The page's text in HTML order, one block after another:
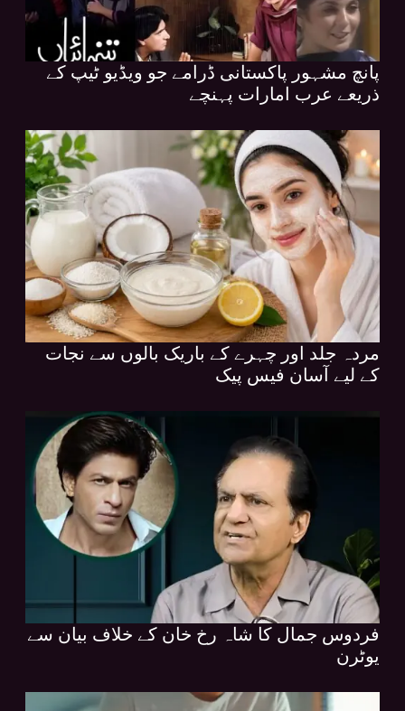
پانچ مشہور پاکستانی ڈرامے جو ویڈیو ٹیپ کے
ذریعے عرب امارات پہنچے
مردہ جلد اور چہرے کے باریک بالوں سے نجات
کے لیے آسان فیس پیک
فردوس جمال کا شاہ رخ خان کے خلاف بیان سے
یوٹرن